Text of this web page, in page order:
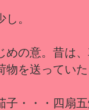
。
の意。昔は
を送っていた
・・・四扇